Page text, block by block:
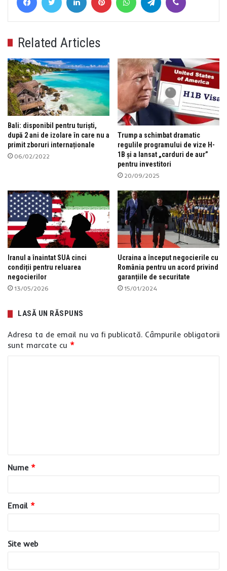
Related Articles
Bali: disponibil pentru turiști,
după 2 ani de izolare în care nu a
primit zboruri internaționale
06/02/2022
Trump a schimbat dramatic
regulile programului de vize H-
1B și a lansat „carduri de aur”
pentru investitori
20/09/2025
Iranul a înaintat SUA cinci
condiții pentru reluarea
negocierilor
13/05/2026
Ucraina a început negocierile cu
România pentru un acord privind
garanțiile de securitate
15/01/2024
LASĂ UN RĂSPUNS
Adresa ta de email nu va fi publicată. Câmpurile obligatorii
sunt marcate cu *
a
r
u
*
Nume *
Email *
Site web